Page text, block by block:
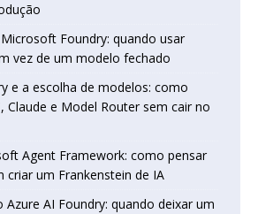
Foundry: quando usar
vez de um modelo fechado
e a escolha de modelos: como
Claude e Model Router sem cair no
Agent Framework: como pensar
criar um Frankenstein de IA
Azure AI Foundry: quando deixar um